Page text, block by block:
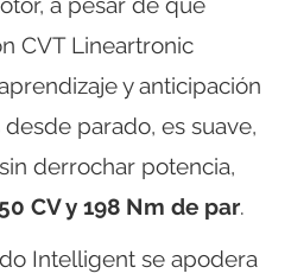
CVT Lineartronic
y anticipación
parado, es suave,
derrochar potencia,
CV y 198 Nm de par.
Intelligent se apodera